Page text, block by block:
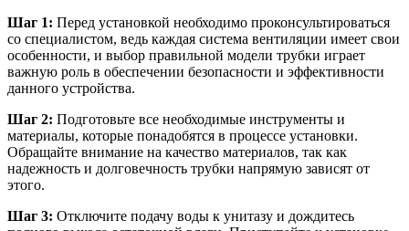
Шаг 1: Перед установкой необходимо проконсультироваться
со специалистом, ведь каждая система вентиляции имеет свои
особенности, и выбор правильной модели трубки играет
важную роль в обеспечении безопасности и эффективности
данного устройства.
Шаг 2: Подготовьте все необходимые инструменты и
материалы, которые понадобятся в процессе установки.
Обращайте внимание на качество материалов, так как
надежность и долговечность трубки напрямую зависят от
этого.
Шаг 3: Отключите подачу воды к унитазу и дождитесь